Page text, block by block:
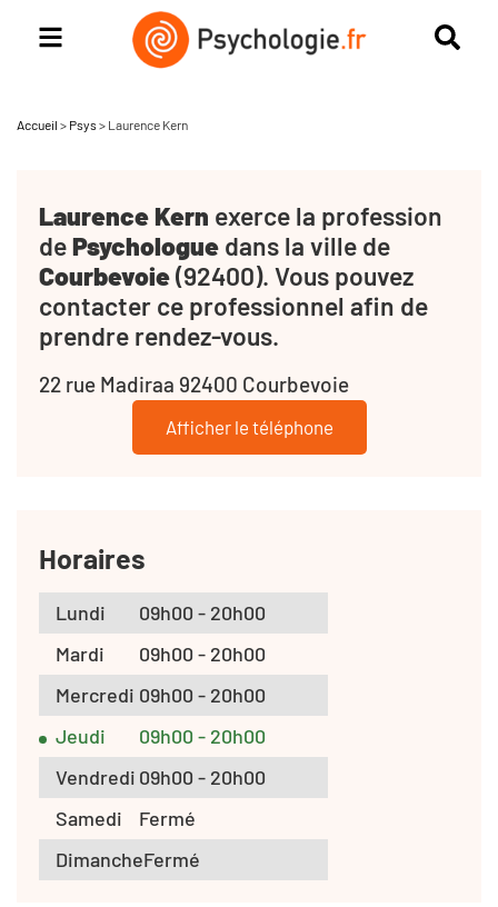
Accueil > Psys > Laurence Kern
Laurence Kern exerce la profession
dePsychologue dans la ville de
Courbevoie(92400). Vous pouvez
contacter ce professionnel afin de
prendre rendez-vous.
22 rue Madiraa 92400 Courbevoie
Afficher le téléphone
Horaires
Lundi
09h00 - 20h00
Mardi
09h00 - 20h00
Mercredi 09h00 - 20h00
Jeudi
09h00 - 20h00
Vendredi 09h00 - 20h00
Samedi
Fermé
DimancheFermé